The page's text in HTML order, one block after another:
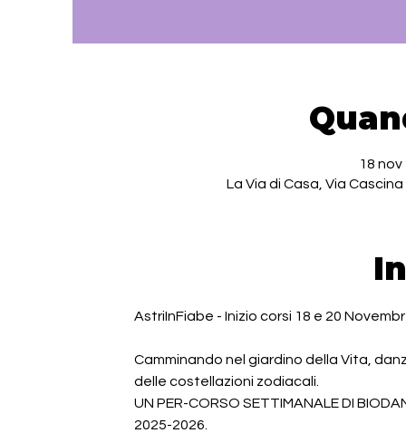
18 nov
La Via di Casa, Via
AstriInFiabe - Inizio corsi 18 e 20
Camminando nel giardino della Vita,
delle costellazioni zodiacali.
UN PER-CORSO SETTIMANALE DI
2025-2026.